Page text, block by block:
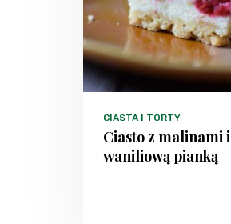
CIASTA I TORTY
Ciasto z malinami i
waniliową pianką